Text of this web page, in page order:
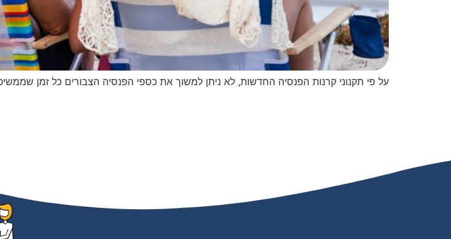
על פי תקנוני קרנות הפנסיה החדשות, לא ניתן למשוך את כספי הפנסיה הצבורים כל זמן